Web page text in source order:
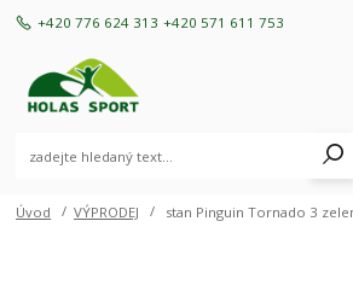
+420 776 624 313 +420 571 611 753
Úvod VÝPRODEJ stan Pinguin Tornado 3